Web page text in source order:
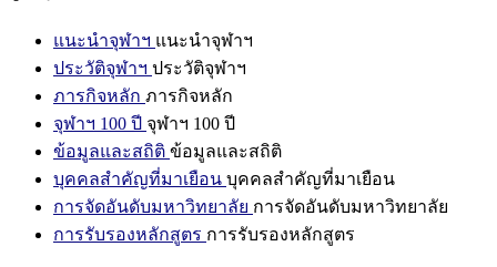
แนะนำจุฬาฯ แนะนำจุฬาฯ
ประวัติจุฬาฯ ประวัติจุฬาฯ
ภารกิจหลัก ภารกิจหลัก
จุฬาฯ 100 ปี จุฬาฯ 100 ปี
ข้อมูลและสถิติ ข้อมูลและสถิติ
บุคคลสำคัญที่มาเยือน บุคคลสำคัญที่มาเยือน
การจัดอันดับมหาวิทยาลัย การจัดอันดับมหาวิทยาลัย
การรับรองหลักสูตร การรับรองหลักสูตร